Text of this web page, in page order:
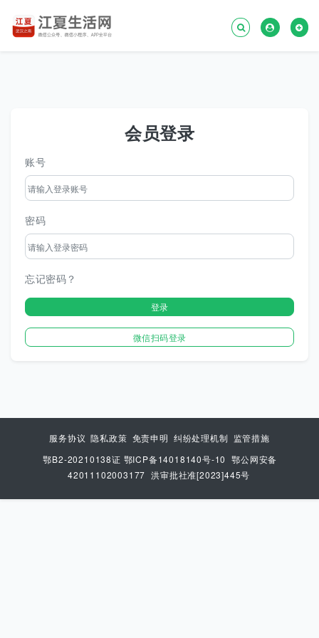
会员登录
账号
密码
忘记密码？
登录
微信扫码登录
服务协议 隐私政策 免责申明 纠纷处理机制 监管措施
鄂B2-20210138证 鄂ICP备14018140号-10
鄂公网安备
42011102003177 洪审批社准[2023]445号